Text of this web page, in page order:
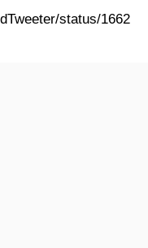
status/1662